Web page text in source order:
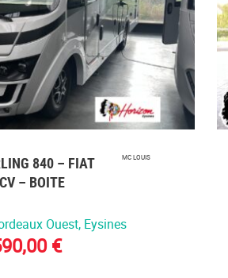
840 – FIAT
– BOITE
MC LOUIS
Ouest, Eysines
€